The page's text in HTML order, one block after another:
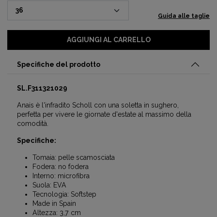
Guida alle taglie
AGGIUNGI AL CARRELLO
Specifiche del prodotto
SL.F311321029
Anais è l'infradito Scholl con una soletta in sughero,
perfetta per vivere le giornate d'estate al massimo della
comodità.
Specifiche:
Tomaia: pelle scamosciata
Fodera: no fodera
Interno: microfibra
Suola: EVA
Tecnologia: Softstep
Made in Spain
Altezza: 3,7 cm